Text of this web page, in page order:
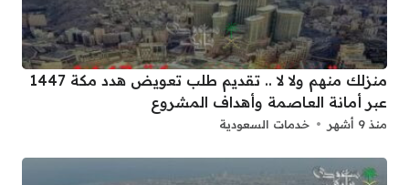
منزلك منهم ولا لا .. تقديم طلب تعويض هدد مكة 1447
عبر أمانة العاصمة وأهداف المشروع
منذ 9 أشهر خدمات السعودية